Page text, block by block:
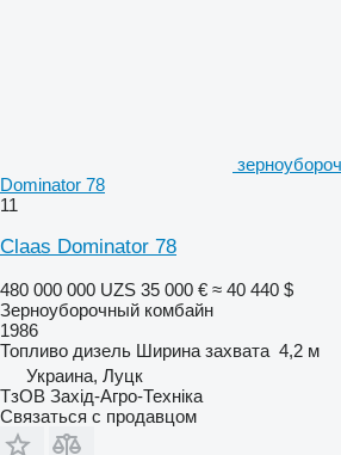
Dominator 78
11
Claas Dominator 78
480 000 000 UZS 35 000 € ≈ 40 440 $
Зерноуборочный комбайн
1986
Топливо дизель Ширина захвата 4,2 м
Украина, Луцк
ТзОВ Захід-Агро-Техніка
Связаться с продавцом